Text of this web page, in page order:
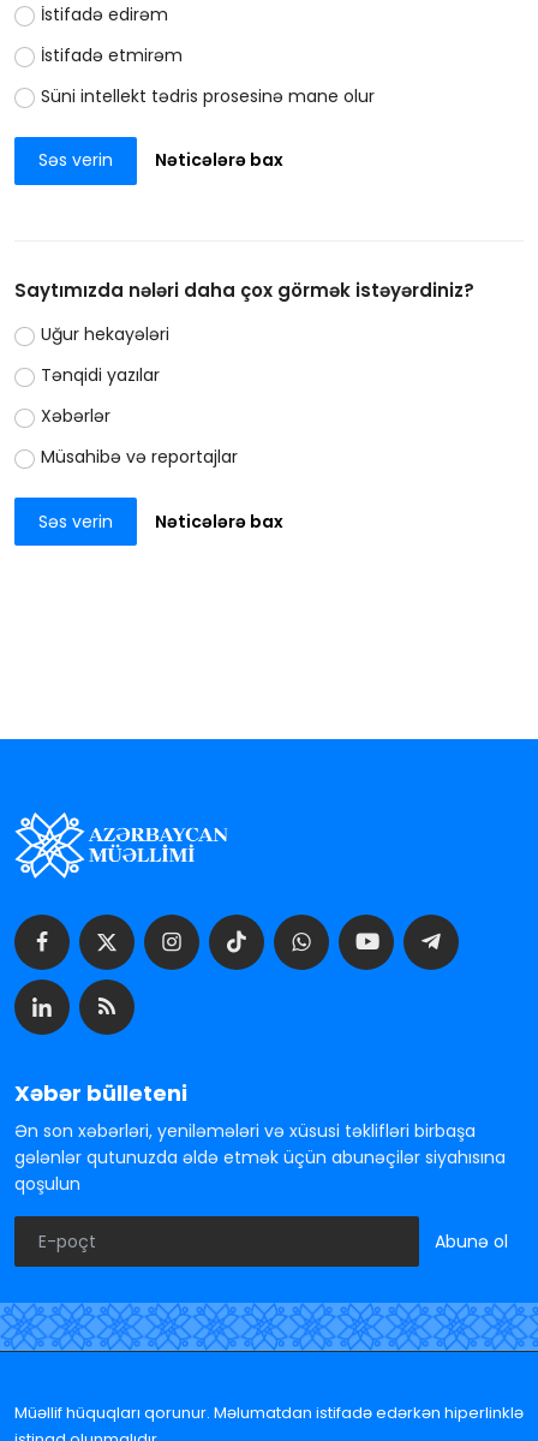
İstifadə edirəm
İstifadə etmirəm
Süni intellekt tədris prosesinə mane olur
Səs verin Nəticələrə bax
Saytımızda nələri daha çox görmək istəyərdiniz?
Uğur hekayələri
Tənqidi yazılar
Xəbərlər
Müsahibə və reportajlar
Səs verin Nəticələrə bax
Xəbər bülleteni
Ən son xəbərləri, yeniləmələri və xüsusi təklifləri birbaşa
gələnlər qutunuzda əldə etmək üçün abunəçilər siyahısına
qoşulun
Abunə ol
Müəllif hüquqları qorunur. Məlumatdan istifadə edərkən hiperlinklə